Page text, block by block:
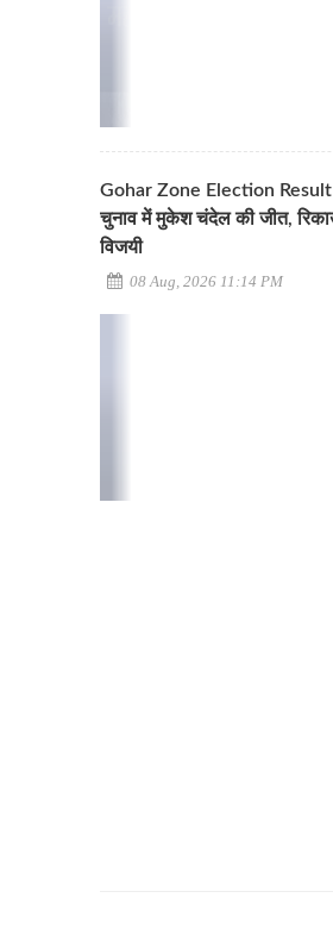
Gohar Zone Election Result
चुनाव में मुकेश चंदेल की जीत,
विजयी
08 Aug, 2026 11:14 PM